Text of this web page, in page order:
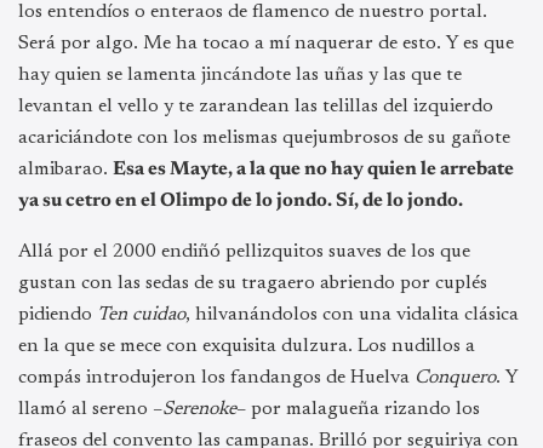
los entendíos o enteraos de flamenco de nuestro portal.
Será por algo. Me ha tocao a mí naquerar de esto. Y es que
hay quien se lamenta jincándote las uñas y las que te
levantan el vello y te zarandean las telillas del izquierdo
acariciándote con los melismas quejumbrosos de su gañote
almibarao. Esa es Mayte, a la que no hay quien le arrebate
ya su cetro en el Olimpo de lo jondo. Sí, de lo jondo.
Allá por el 2000 endiñó pellizquitos suaves de los que
gustan con las sedas de su tragaero abriendo por cuplés
pidiendo Ten cuidao, hilvanándolos con una vidalita clásica
en la que se mece con exquisita dulzura. Los nudillos a
compás introdujeron los fandangos de Huelva Conquero. Y
llamó al sereno –Serenoke– por malagueña rizando los
fraseos del convento las campanas. Brilló por seguiriya con